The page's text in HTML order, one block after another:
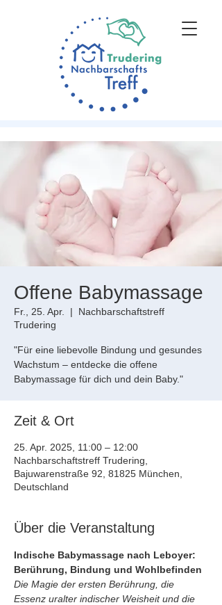
Offene Babymassage
Fr., 25. Apr.
  |
Nachbarschaftstreff
Trudering
"Für eine liebevolle Bindung und gesundes
Wachstum – entdecke die offene
Babymassage für dich und dein Baby."
Zeit & Ort
25. Apr. 2025, 11:00 – 12:00
Nachbarschaftstreff Trudering,
Bajuwarenstraße 92, 81825 München,
Deutschland
Über die Veranstaltung
Indische Babymassage nach Leboyer:
Berührung, Bindung und Wohlbefinden
Die Magie der ersten Berührung, die
Essenz uralter indischer Weisheit und die